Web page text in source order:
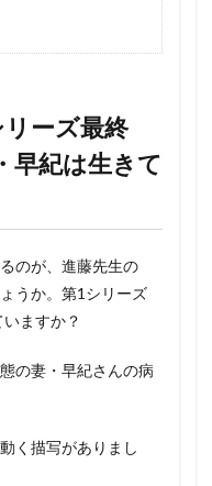
リーズ最終
早紀は生きて
のが、進藤先生の
うか。第1シリーズ
ますか？
の妻・早紀さんの病
く描写がありまし